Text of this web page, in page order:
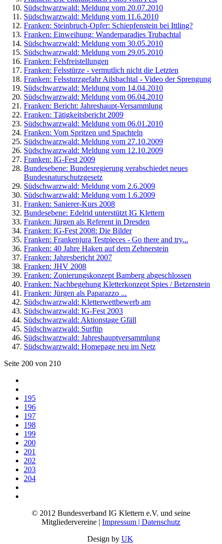
Südschwarzwald: Meldung vom 20.07.2010
Südschwarzwald: Meldung vom 11.6.2010
Franken: Steinbruch-Opfer: Schiepfenstein bei Ittling?
Franken: Einweihung: Wanderparadies Trubachtal
Südschwarzwald: Meldung vom 30.05.2010
Südschwarzwald: Meldung vom 29.05.2010
Franken: Felsfreistellungen
Franken: Felsstürze - vermutlich nicht die Letzten
Franken: Felssturzgefahr Ailsbachtal - Video der Sprengung
Südschwarzwald: Meldung vom 14.04.2010
Südschwarzwald: Meldung vom 06.04.2010
Franken: Bericht: Jahreshaupt-Versammlung
Franken: Tätigkeitsbericht 2009
Südschwarzwald: Meldung vom 06.01.2010
Franken: Vom Spritzen und Spachteln
Südschwarzwald: Meldung vom 27.10.2009
Südschwarzwald: Meldung vom 12.10.2009
Franken: IG-Fest 2009
Bundesebene: Bundesregierung verabschiedet neues
Bundesnaturschutzgesetz
Südschwarzwald: Meldung vom 2.6.2009
Südschwarzwald: Meldung vom 1.6.2009
Franken: Sanierer-Kurs 2008
Bundesebene: Edelrid unterstützt IG Klettern
Franken: Jürgen als Referent in Dresden
Franken: IG-Fest 2008: Die Bilder
Franken: Frankenjura Testpieces - Go there and try...
Franken: 40 Jahre Haken auf dem Zehnerstein
Franken: Jahresbericht 2007
Franken: JHV 2008
Franken: Zonierungskonzept Bamberg abgeschlossen
Franken: Nachbegehung Kletterkonzept Spies / Betzenstein
Franken: Jürgen als Paparazzo ...
Südschwarzwald: Kletterwettbewerb am
Südschwarzwald: IG-Fest 2003
Südschwarzwald: Aktionstage Gfäll
Südschwarzwald: Surftip
Südschwarzwald: Jahreshauptversammlung
Südschwarzwald: Homepage neu im Netz
Seite 200 von 210
195
196
197
198
199
200
201
202
203
204
© 2012 Bundesverband IG Klettern e.V. und seine
Mitgliedervereine | Impressum | Datenschutz
Design by UK